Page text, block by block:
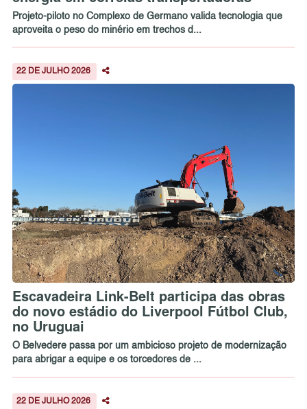
Projeto-piloto no Complexo de Germano valida tecnologia que
aproveita o peso do minério em trechos d...
22 DE JULHO 2026
Escavadeira Link-Belt participa das obras
do novo estádio do Liverpool Fútbol Club,
no Uruguai
O Belvedere passa por um ambicioso projeto de modernização
para abrigar a equipe e os torcedores de ...
22 DE JULHO 2026